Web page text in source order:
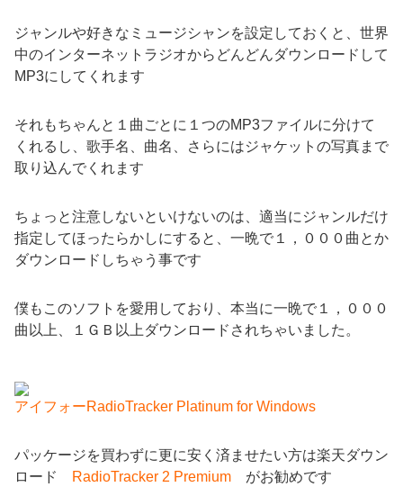
ジャンルや好きなミュージシャンを設定しておくと、世界
中のインターネットラジオからどんどんダウンロードして
MP3にしてくれます
それもちゃんと１曲ごとに１つのMP3ファイルに分けて
くれるし、歌手名、曲名、さらにはジャケットの写真まで
取り込んでくれます
ちょっと注意しないといけないのは、適当にジャンルだけ
指定してほったらかしにすると、一晩で１，０００曲とか
ダウンロードしちゃう事です
僕もこのソフトを愛用しており、本当に一晩で１，０００
曲以上、１ＧＢ以上ダウンロードされちゃいました。
アイフォーRadioTracker Platinum for Windows
パッケージを買わずに更に安く済ませたい方は楽天ダウン
ロード
RadioTracker 2 Premium がお勧めです